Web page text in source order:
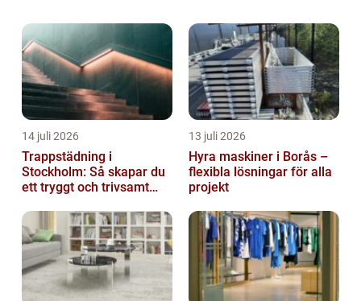
14 juli 2026
Trappstädning i
Stockholm: Så skapar du
ett tryggt och trivsamt
13 juli 2026
Hyra maskiner i Borås –
flexibla lösningar för alla
projekt